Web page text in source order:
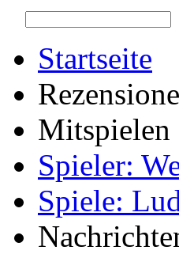
Startseite
Mitspielen
Spieler:
Spiele: